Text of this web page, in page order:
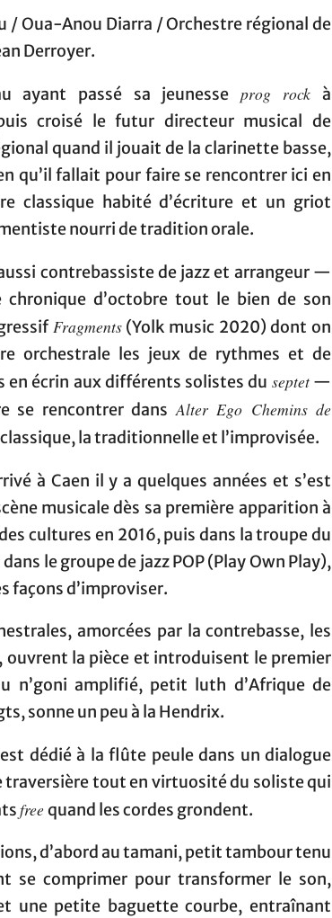
/ Oua-Anou Diarra / Orchestre régional de
Derroyer.
ayant passé sa jeunesse prog rock à
croisé le futur directeur musical de
quand il jouait de la clarinette basse,
qu’il fallait pour faire se rencontrer ici en
classique habité d’écriture et un griot
nourri de tradition orale.
contrebassiste de jazz et arrangeur —
d’octobre tout le bien de son
Fragments(Yolk music 2020) dont on
orchestrale les jeux de rythmes et de
écrin aux différents solistes du septet—
se rencontrer dansAlter Ego Chemins de
la traditionnelle et l’improvisée.
à Caen il y a quelques années et s’est
musicale dès sa première apparition à
cultures en 2016, puis dans la troupe du
le groupe de jazz POP (Play Own Play),
façons d’improviser.
amorcées par la contrebasse, les
ouvrent la pièce et introduisent le premier
n’goni amplifié, petit luth d’Afrique de
sonne un peu à la Hendrix.
dédié à la flûte peule dans un dialogue
traversière tout en virtuosité du soliste qui
freequand les cordes grondent.
d’abord au tamani, petit tambour tenu
se comprimer pour transformer le son,
une petite baguette courbe, entraînant